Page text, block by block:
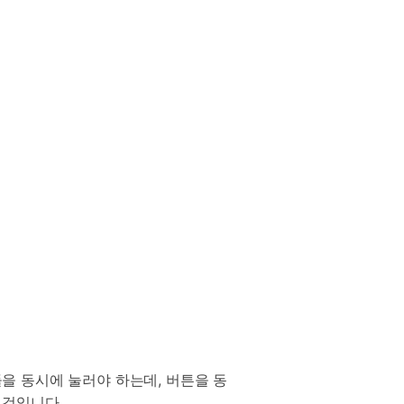
동시에 눌러야 하는데, 버튼을 동